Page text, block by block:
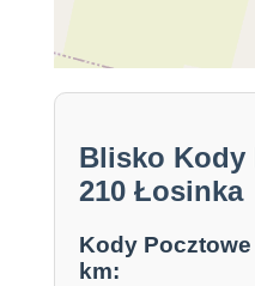
Blisko Kody
210 Łosinka
Kody
km: